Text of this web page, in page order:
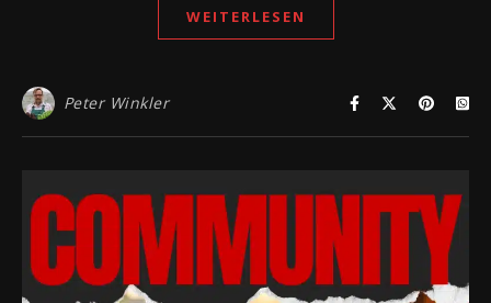
WEITERLESEN
Peter Winkler